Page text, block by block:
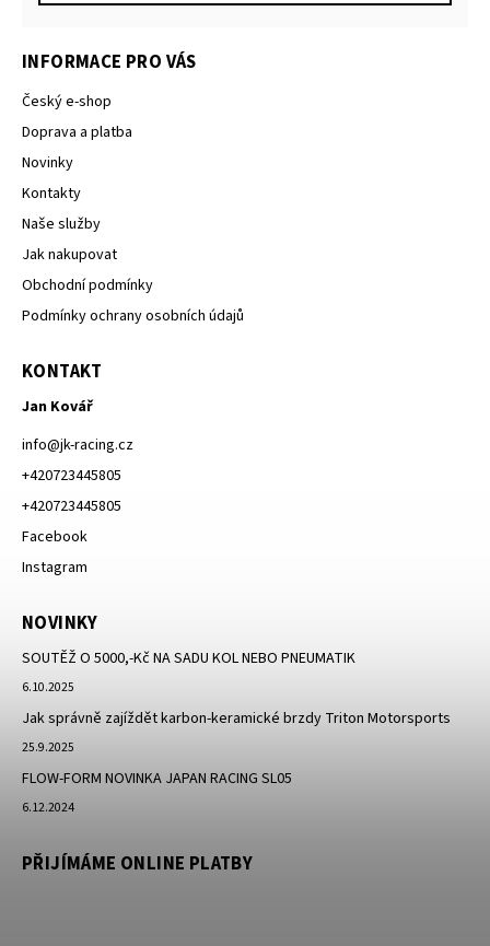
INFORMACE PRO VÁS
Český e-shop
Doprava a platba
Novinky
Kontakty
Naše služby
Jak nakupovat
Obchodní podmínky
Podmínky ochrany osobních údajů
KONTAKT
Jan Kovář
info@jk-racing.cz
+420723445805
+420723445805
Facebook
Instagram
NOVINKY
SOUTĚŽ O 5000,-Kč NA SADU KOL NEBO PNEUMATIK
6.10.2025
Jak správně zajíždět karbon-keramické brzdy Triton Motorsports
25.9.2025
FLOW-FORM NOVINKA JAPAN RACING SL05
6.12.2024
PŘIJÍMÁME ONLINE PLATBY